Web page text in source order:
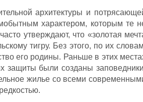
архитектуры и
характером, которым те
утверждают, что «золотая
тигру. Без этого, по их
его родины. Раньше в этих
защиты были созданы
жилье со всеми